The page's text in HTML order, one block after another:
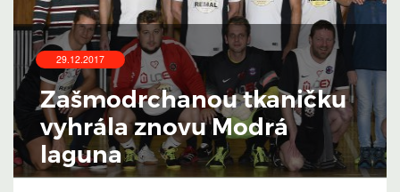
29.12.2017
Zašmodrchanou tkaničku
vyhrála znovu Modrá
laguna